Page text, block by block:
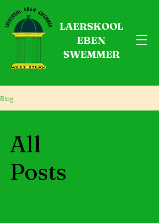
LAERSKOOL
EBEN
SWEMMER
Blog
All
Posts